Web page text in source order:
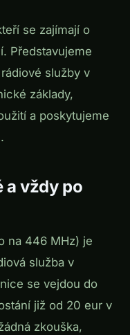
se zajímají o
Představujeme
služby v
základy,
a poskytujeme
a vždy po
na 446 MHz) je
služba v
se vejdou do
již od 20 eur v
zkouška,